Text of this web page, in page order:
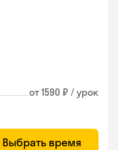
от 1590 ₽ / урок
Выбрать время